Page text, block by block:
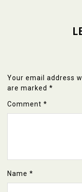
Your email address
are marked *
Comment *
Name *